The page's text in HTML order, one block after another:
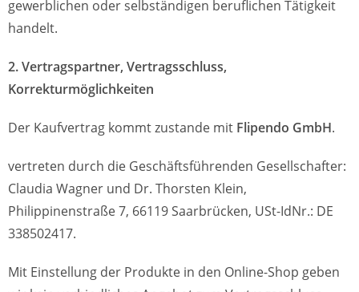
gewerblichen oder selbständigen beruflichen Tätigkeit
handelt.
2. Vertragspartner, Vertragsschluss,
Korrekturmöglichkeiten
Der Kaufvertrag kommt zustande mit Flipendo GmbH.
vertreten durch die Geschäftsführenden Gesellschafter:
Claudia Wagner und Dr. Thorsten Klein,
Philippinenstraße 7, 66119 Saarbrücken, USt-IdNr.: DE
338502417.
Mit Einstellung der Produkte in den Online-Shop geben